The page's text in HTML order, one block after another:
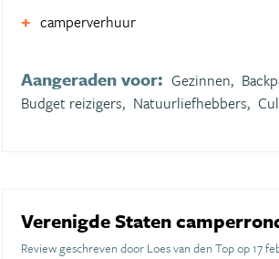
camperverhuur
Aangeraden voor: Gezinnen,
Budget reizigers, Natuurliefhebbers,
Verenigde Staten
Review geschreven door Loes van den Top op 17